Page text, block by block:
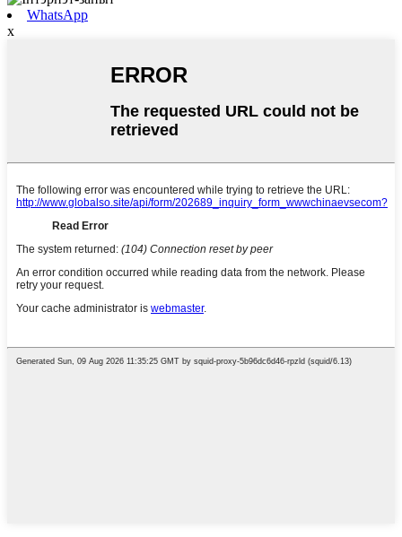
WhatsApp
x